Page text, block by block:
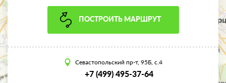
ПОСТРОИТЬ МАРШРУТ
Севастопольский пр-т, 95Б, с.4
+7 (499) 495-37-64